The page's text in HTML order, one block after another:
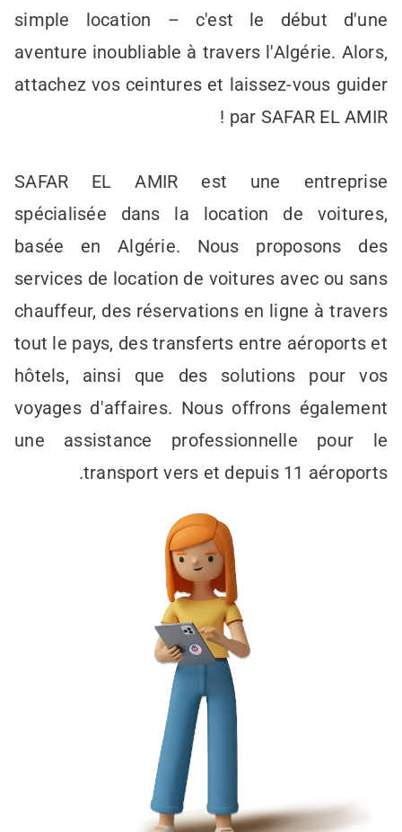
simple location – c'est le début d'une
aventure inoubliable à travers l'Algérie. Alors,
attachez vos ceintures et laissez-vous guider
par SAFAR EL AMIR !
SAFAR EL AMIR est une entreprise
spécialisée dans la location de voitures,
basée en Algérie. Nous proposons des
services de location de voitures avec ou sans
chauffeur, des réservations en ligne à travers
tout le pays, des transferts entre aéroports et
hôtels, ainsi que des solutions pour vos
voyages d'affaires. Nous offrons également
une assistance professionnelle pour le
transport vers et depuis 11 aéroports.